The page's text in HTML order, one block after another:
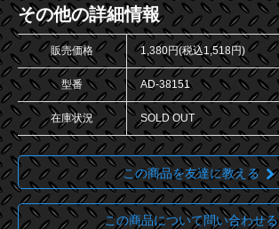
その他の詳細情報
販売価格 1,380円(税込1,518円)
型番 AD-38151
在庫状況 SOLD OUT
この商品を友達に教える
この商品について問い合わせる